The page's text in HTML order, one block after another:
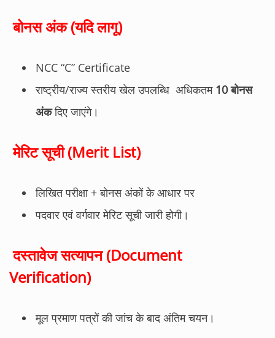
बोनस अंक (यदि लागू)
NCC “C” Certificate
राष्ट्रीय/राज्य स्तरीय खेल उपलब्धि अधिकतम 10 बोनस
अंकदिए जाएंगे।
मेरिट सूची (Merit List)
लिखित परीक्षा + बोनस अंकों के आधार पर
पदवार एवं वर्गवार मेरिट सूची जारी होगी।
दस्तावेज सत्यापन (Document
Verification)
मूल प्रमाण पत्रों की जांच के बाद अंतिम चयन।